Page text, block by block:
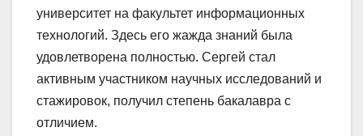
университет на факультет информационных
технологий. Здесь его жажда знаний была
удовлетворена полностью. Сергей стал
активным участником научных исследований и
стажировок, получил степень бакалавра с
отличием.